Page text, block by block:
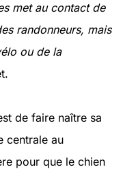
met au contact de
randonneurs, mais
ou de la
de faire naître sa
centrale au
pour que le chien